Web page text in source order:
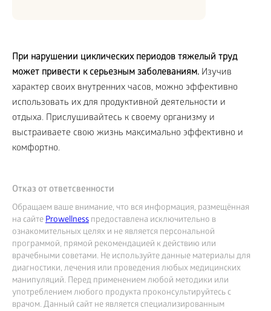
При нарушении циклических периодов тяжелый труд
может привести к серьезным заболеваниям. Изучив
характер своих внутренних часов, можно эффективно
использовать их для продуктивной деятельности и
отдыха. Прислушивайтесь к своему организму и
выстраиваете свою жизнь максимально эффективно и
комфортно.
Отказ от ответсвенности
Обращаем ваше внимание, что вся информация, размещённая
на сайтеProwellness предоставлена исключительно в
ознакомительных целях и не является персональной
программой, прямой рекомендацией к действию или
врачебными советами. Не используйте данные материалы для
диагностики, лечения или проведения любых медицинских
манипуляций. Перед применением любой методики или
употреблением любого продукта проконсультируйтесь с
врачом. Данный сайт не является специализированным